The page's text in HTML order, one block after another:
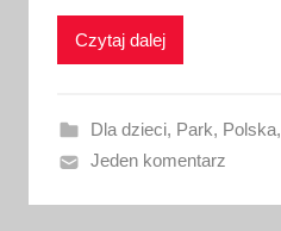
w
n
o
Czytaj dalej
Dla dzieci, Park, Polska,
Jeden komentarz